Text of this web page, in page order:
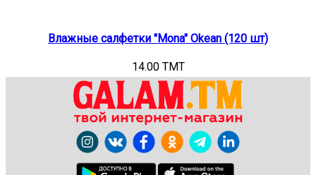
Влажные салфетки "Mona" Okean (120 шт)
14.00 TMT